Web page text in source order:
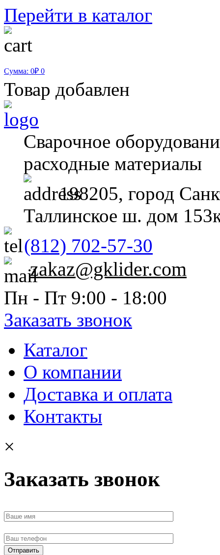
Перейти в каталог
Сумма: 0₽ 0
Товар добавлен
Сварочное
расходные материалы
198205, город
Таллинское ш. дом
(812) 702-57-30
zakaz@gklider.com
Пн - Пт 9:00 - 18:00
Заказать звонок
Каталог
О компании
Доставка и оплата
Контакты
×
Заказать звонок